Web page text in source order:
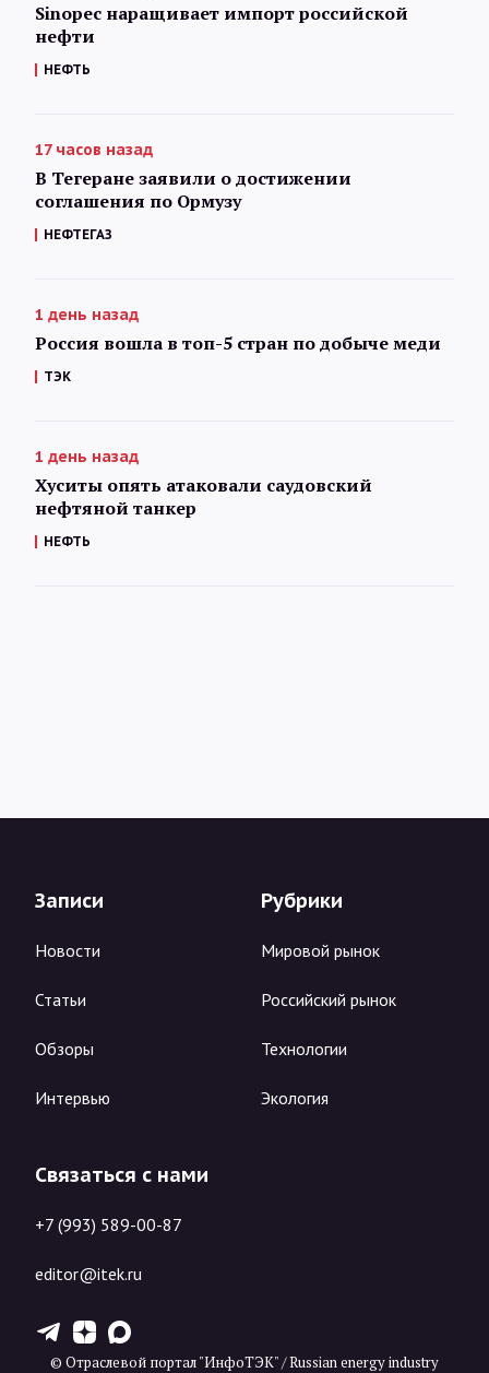
Sinopec наращивает импорт российской
нефти
НЕФТЬ
17 часов назад
В Тегеране заявили о достижении
соглашения по Ормузу
НЕФТЕГАЗ
1 день назад
Россия вошла в топ-5 стран по добыче меди
ТЭК
1 день назад
Хуситы опять атаковали саудовский
нефтяной танкер
НЕФТЬ
Записи
Новости
Статьи
Обзоры
Интервью
Рубрики
Мировой рынок
Российский рынок
Технологии
Экология
Связаться с нами
+7 (993) 589-00-87
editor@itek.ru
T Z X
© Отраслевой портал "ИнфоТЭК" / Russian energy industry